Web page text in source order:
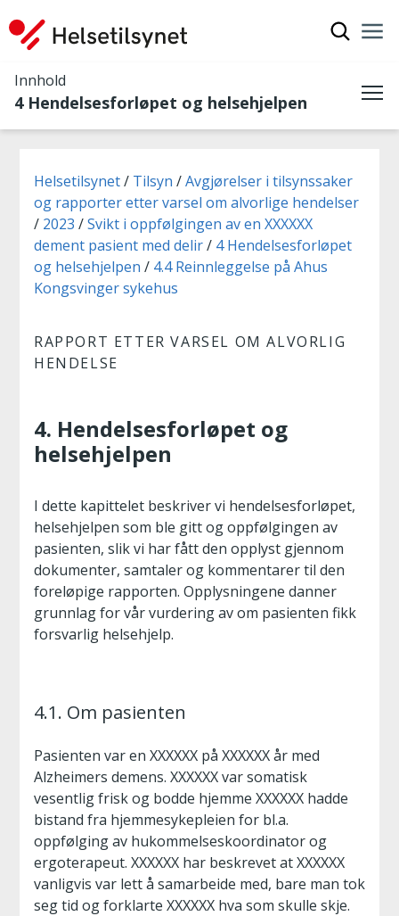
Innhold
4 Hendelsesforløpet og helsehjelpen
Du er her:
Helsetilsynet Tilsyn
Avgjørelser i tilsynssaker
og rapporter etter varsel om alvorlige hendelser
2023
Svikt i oppfølgingen av en XXXXXX
dement pasient med delir
4 Hendelsesforløpet
og helsehjelpen
4.4 Reinnleggelse på Ahus
Kongsvinger sykehus
RAPPORT ETTER VARSEL OM ALVORLIG
HENDELSE
4. Hendelsesforløpet og
helsehjelpen
I dette kapittelet beskriver vi hendelsesforløpet,
helsehjelpen som ble gitt og oppfølgingen av
pasienten, slik vi har fått den opplyst gjennom
dokumenter, samtaler og kommentarer til den
foreløpige rapporten. Opplysningene danner
grunnlag for vår vurdering av om pasienten fikk
forsvarlig helsehjelp.
4.1. Om pasienten
Pasienten var en XXXXXX på XXXXXX år med
Alzheimers demens. XXXXXX var somatisk
vesentlig frisk og bodde hjemme XXXXXX hadde
bistand fra hjemmesykepleien for bl.a.
oppfølging av hukommelseskoordinator og
ergoterapeut. XXXXXX har beskrevet at XXXXXX
vanligvis var lett å samarbeide med, bare man tok
seg tid og forklarte XXXXXX hva som skulle skje.